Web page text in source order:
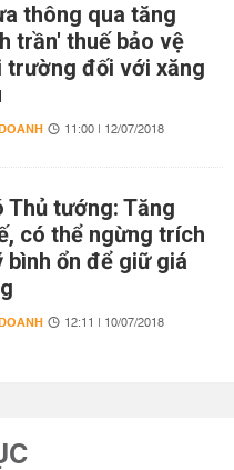
thông qua tăng
trần' thuế bảo vệ
trường đối với xăng
11:00 | 12/07/2018
Thủ tướng: Tăng
có thể ngừng trích
bình ổn để giữ giá
12:11 | 10/07/2018